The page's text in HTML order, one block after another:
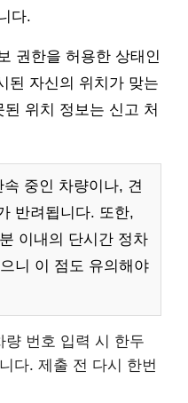
다.
권한을 허용한 상태인
된 자신의 위치가 맞는
위치 정보는 신고 처
속 중인 차량이나, 견
반려됩니다. 또한,
이내의 단시간 정차
니 이 점도 유의해야
량 번호 입력 시 한두
다. 제출 전 다시 한번